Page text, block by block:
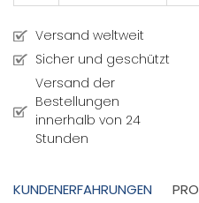
Versand weltweit
Sicher und geschützt
Versand der
Bestellungen
innerhalb von 24
Stunden
KUNDENERFAHRUNGEN